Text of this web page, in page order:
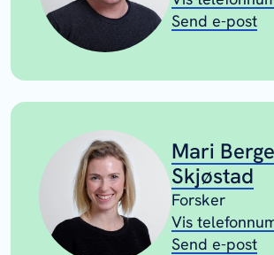
Send e-post
Mari
Skjøstad
Forsker
Vis
Send e-post